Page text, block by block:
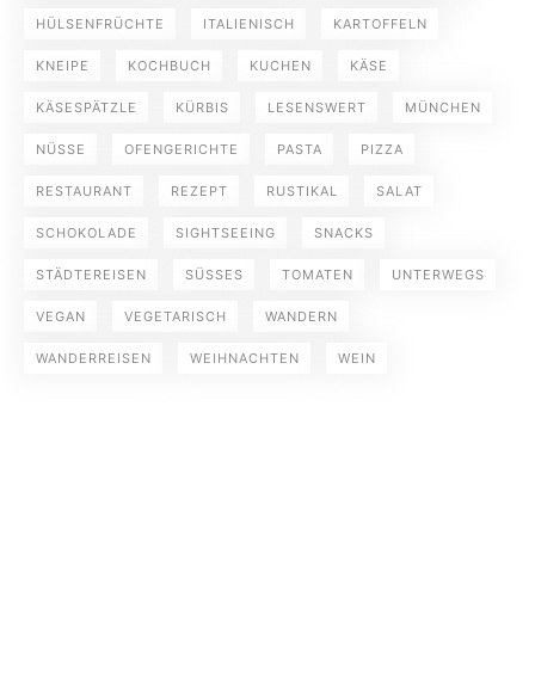
HÜLSENFRÜCHTE ITALIENISCH KARTOFFELN
KNEIPE KOCHBUCH KUCHEN KÄSE
KÄSESPÄTZLE KÜRBIS LESENSWERT MÜNCHEN
NÜSSE OFENGERICHTE PASTA PIZZA
RESTAURANT REZEPT RUSTIKAL SALAT
SCHOKOLADE SIGHTSEEING SNACKS
STÄDTEREISEN SÜSSES TOMATEN UNTERWEGS
VEGAN VEGETARISCH WANDERN
WANDERREISEN WEIHNACHTEN WEIN